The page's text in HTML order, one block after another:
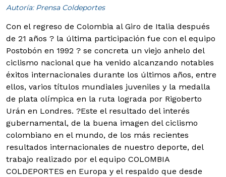
Autoría: Prensa Coldeportes
Con el regreso de Colombia al Giro de Italia después
de 21 años ? la última participación fue con el equipo
Postobón en 1992 ? se concreta un viejo anhelo del
ciclismo nacional que ha venido alcanzando notables
éxitos internacionales durante los últimos años, entre
ellos, varios títulos mundiales juveniles y la medalla
de plata olímpica en la ruta lograda por Rigoberto
Urán en Londres. ?Este el resultado del interés
gubernamental, de la buena imagen del ciclismo
colombiano en el mundo, de los más recientes
resultados internacionales de nuestro deporte, del
trabajo realizado por el equipo COLOMBIA
COLDEPORTES en Europa y el respaldo que desde